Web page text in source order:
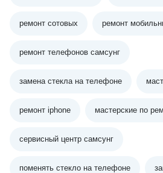
ремонт сотовых ремонт
ремонт телефонов самсунг
замена стекла на телефоне
ремонт iphone мастерские по
сервисный центр самсунг
поменять стекло на телефоне